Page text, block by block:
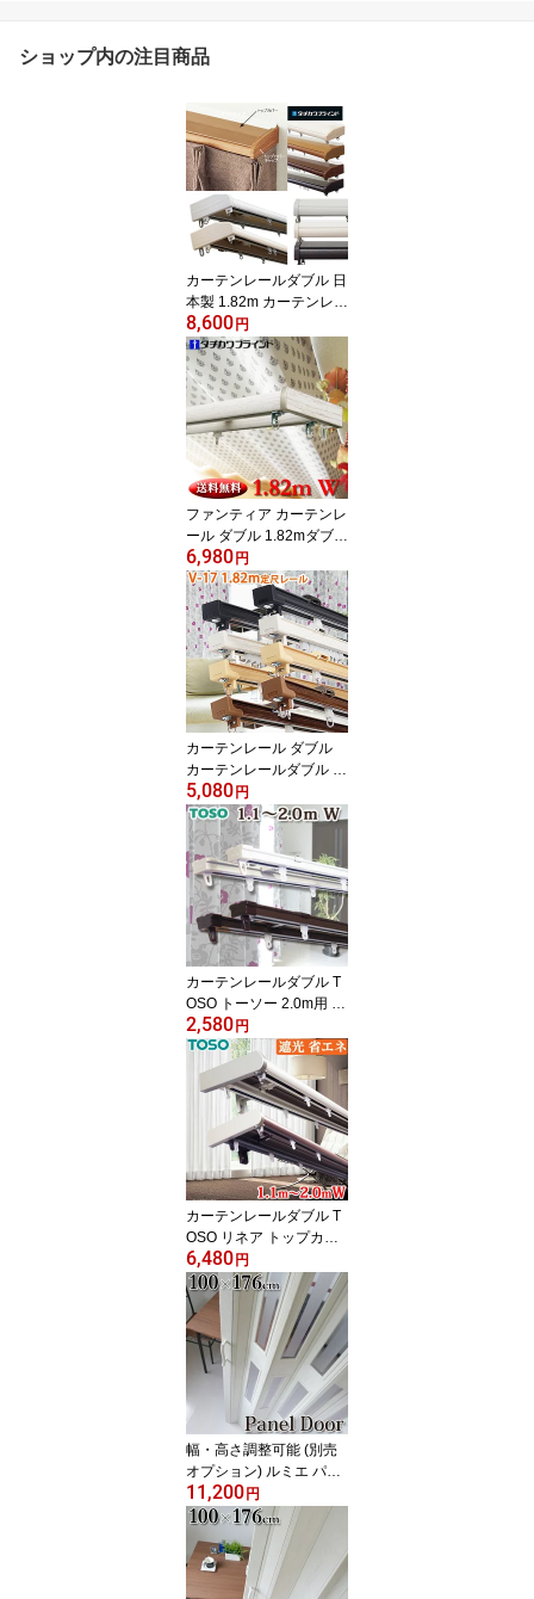
ショップ内の注目商品
カーテンレールダブル 日
本製 1.82m カーテンレー
ル ダブル タチカワブラ
インド ファンティア ト
ップカバーセット サイド
カバー付 天井カバー付
上部からの光漏れ防止 遮
光性有り 継目がない定尺
カーテンレール 基本は正
面付タイプ
8,600円
ファンティア カーテンレ
ール ダブル 1.82mダブル
サイドカバー仕様 タチカ
ワブラインド 日本製 ダ
ブルレール 定尺 送料無
料 継目がない定尺カーテ
ンレール 長さカット無料
片開への仕様変更無料 正
面付・天井付・L型選択
可能
6,980円
カーテンレール ダブル
カーテンレールダブル タ
チカワブラインド 17mm
角型 V17 1.82m 定尺レ
ール 送料無料 継目がな
い定尺カーテンレール 長
さカット無料 正面付・天
井付選択可能
5,080円
カーテンレールダブル T
OSO トーソー 2.0m用 カ
ーテンレール ダブル 伸
縮カーテンレール 1.1～
2.0mの範囲で伸縮 両開
き ホワイト・ブラウン
正面付ブラケット付 リー
ズナブル 角型伸縮
2,580円
カーテンレールダブル T
OSO リネア トップカバ
ー 2.0mダブル 伸縮カー
テンレール 伸縮 カーテ
ンレール ダブル 木目調
1.2～2.0mの範囲で使用
可 トップカバー付 サイ
ドカバー付 カーテンリタ
ーン仕様可 日本製
6,480円
幅・高さ調整可能 (別売
オプション) ルミエ パネ
ルドア アコーディオンカ
ーテン 窓付 【幅100cm×
高176cm】 間仕切り ア
コーディオンドア 【代引
不可】
11,200円